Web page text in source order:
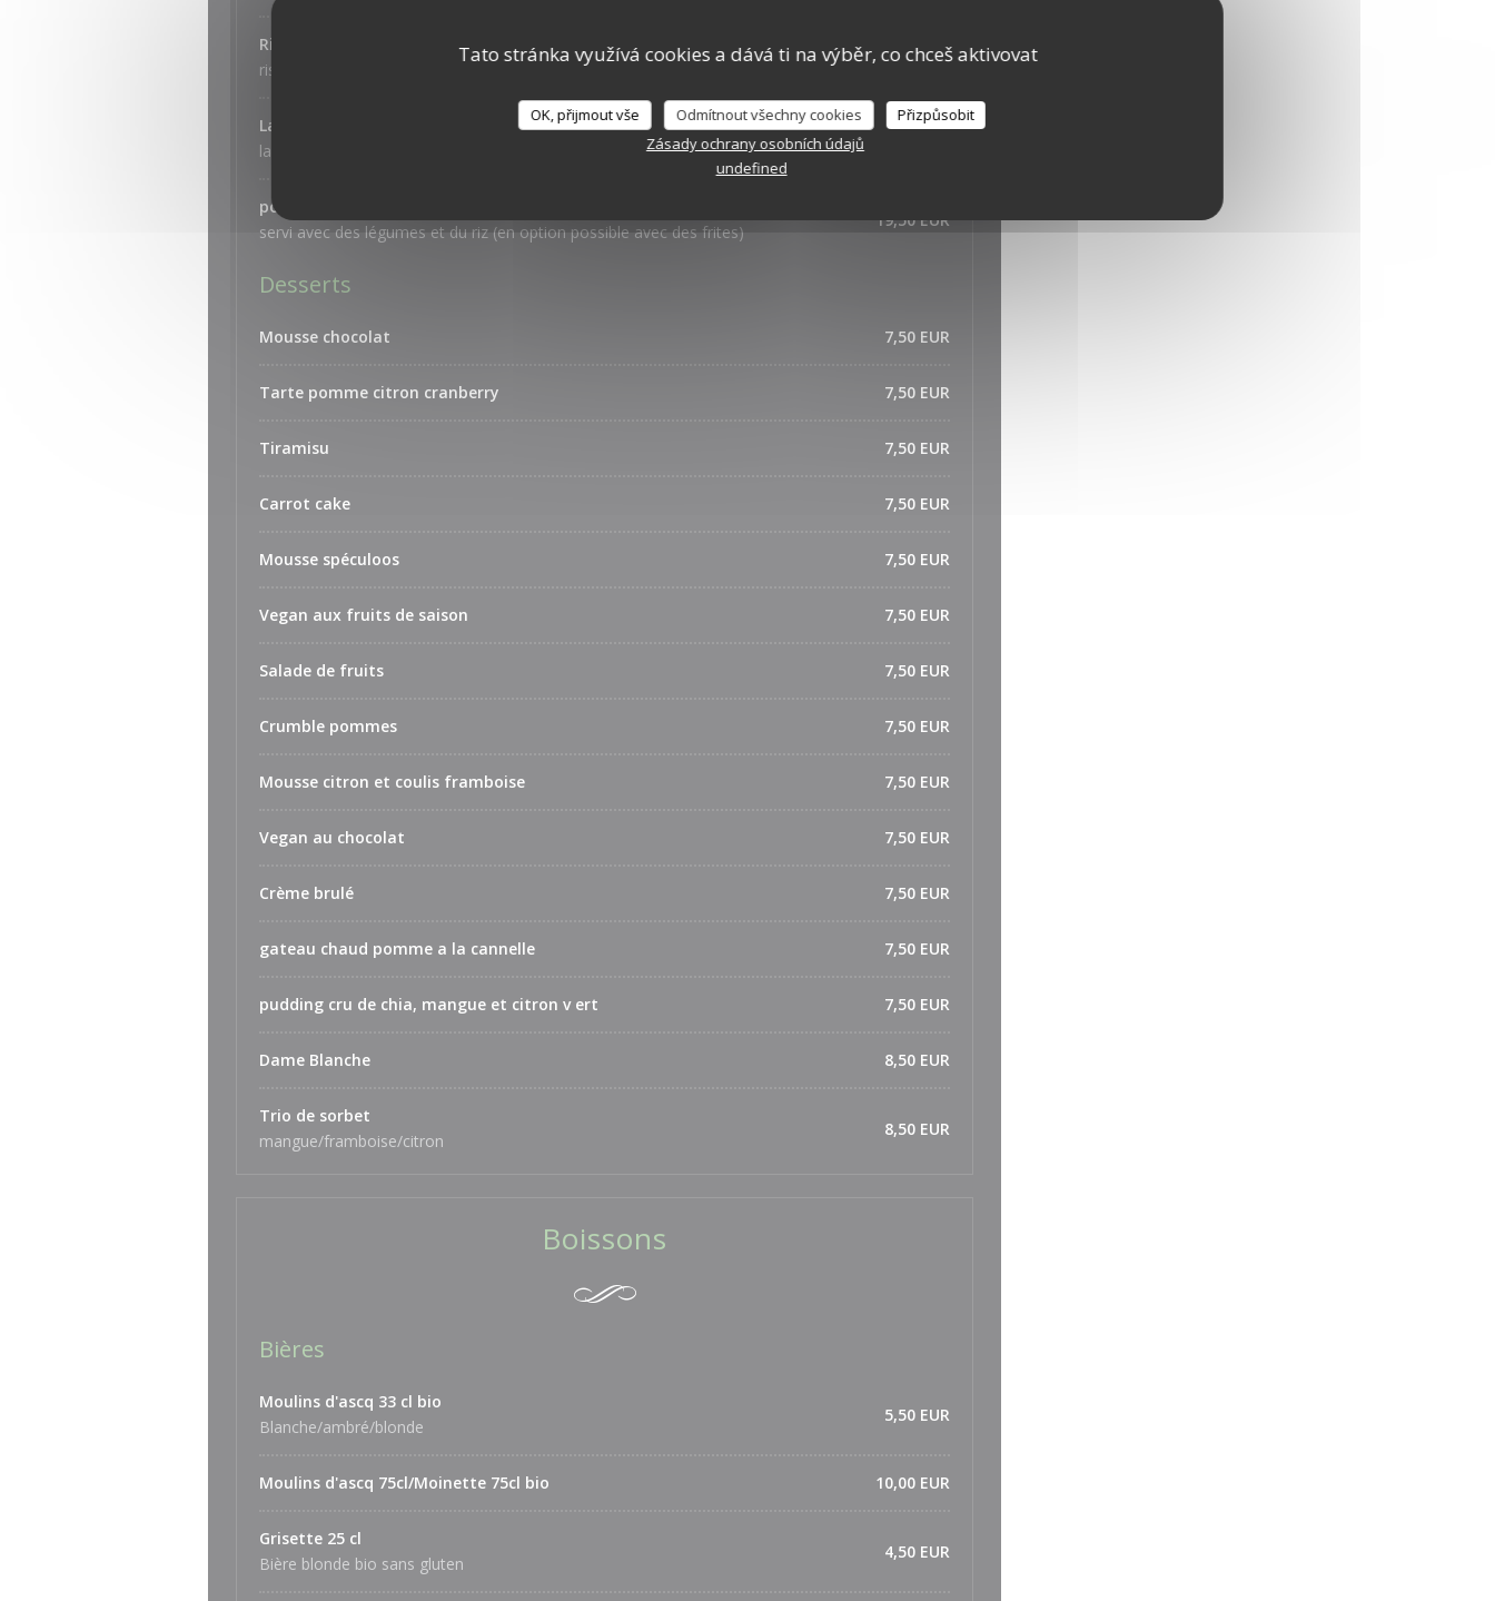
Tato stránka využívá cookies a dává ti na výběr, co chceš aktivovat
OK, přijmout vše Odmítnout všechny cookies
Přizpůsobit
Zásady ochrany osobních údajů
undefined
Risotto Chorizo
risotto chorizo + salade
18,50 EUR
Lasagne Bolognaise
lasagne bolognaise + salade
poulet Maroille
servi avec des légumes et du riz (en option possible avec des frites)
19,50 EUR
Desserts
Mousse chocolat 7,50 EUR
Tarte pomme citron cranberry 7,50 EUR
Tiramisu 7,50 EUR
Carrot cake 7,50 EUR
Mousse spéculoos 7,50 EUR
Vegan aux fruits de saison 7,50 EUR
Salade de fruits 7,50 EUR
Crumble pommes 7,50 EUR
Mousse citron et coulis framboise 7,50 EUR
Vegan au chocolat 7,50 EUR
Crème brulé 7,50 EUR
gateau chaud pomme a la cannelle 7,50 EUR
pudding cru de chia, mangue et citron v ert 7,50 EUR
Dame Blanche 8,50 EUR
Trio de sorbet
mangue/framboise/citron
8,50 EUR
Boissons
Bières
Moulins d'ascq 33 cl bio
Blanche/ambré/blonde
5,50 EUR
Moulins d'ascq 75cl/Moinette 75cl bio 10,00 EUR
Grisette 25 cl
Bière blonde bio sans gluten
4,50 EUR